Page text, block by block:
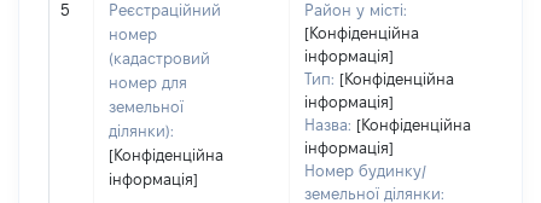
5
Реєстраційний
номер
(кадастровий
номер для
земельної
ділянки):
[Конфіденційна
інформація]
Район у місті:
[Конфіденційна
інформація]
Тип: [Конфіденційна
інформація]
Назва: [Конфіденційна
інформація]
Номер будинку/
земельної ділянки: